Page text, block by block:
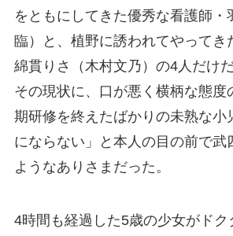
をともにしてきた優秀な看護師・
臨）と、植野に誘われてやってき
綿貫りさ（木村文乃）の4人だけだ
その現状に、口が悪く横柄な態度
期研修を終えたばかりの未熟な小
にならない」と本人の目の前で武
ようなありさまだった。
4時間も経過した5歳の少女がドク